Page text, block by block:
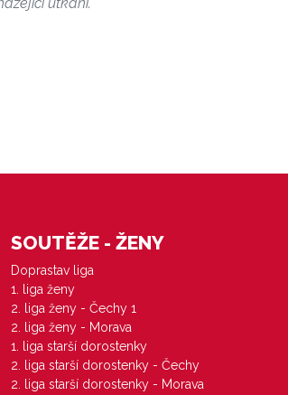
SOUTĚŽE - ŽENY
Doprastav liga
1. liga ženy
2. liga ženy - Čechy 1
2. liga ženy - Morava
1. liga starší dorostenky
2. liga starší dorostenky - Čechy
2. liga starší dorostenky - Morava